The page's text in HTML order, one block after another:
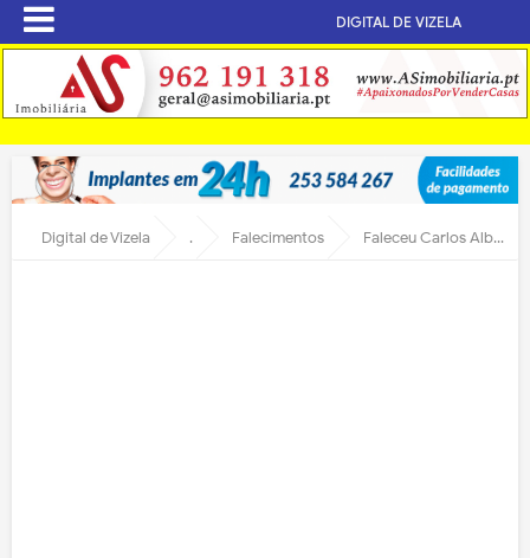
DIGITAL DE VIZELA
Digital de Vizela . Falecimentos Faleceu Carlos Alberto Ribeiro de Freitas